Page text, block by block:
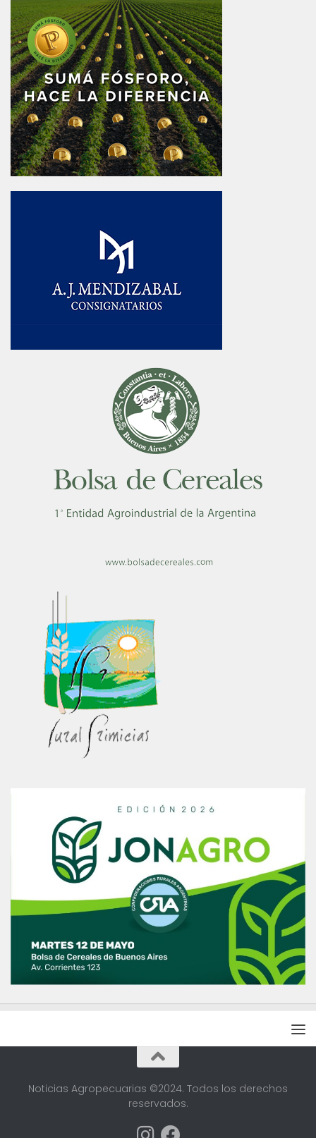
Noticias Agropecuarias ©2024. Todos los derechos
reservados.